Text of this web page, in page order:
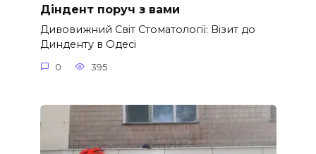
Діндент поруч з вами
Дивовижний Світ Стоматології: Візит до
Динденту в Одесі
0 395